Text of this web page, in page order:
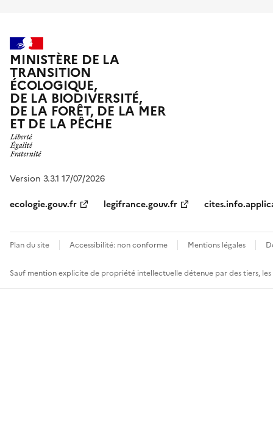
MINISTÈRE DE LA
TRANSITION
ÉCOLOGIQUE,
DE LA BIODIVERSITÉ,
DE LA FORÊT, DE LA MER
ET DE LA PÊCHE
Version 3.3.1 17/07/2026
ecologie.gouv.fr
legifrance.gouv.fr
Plan du site Accessibilité: non conforme Mentions légales
Sauf mention explicite de propriété intellectuelle détenue par des tiers,